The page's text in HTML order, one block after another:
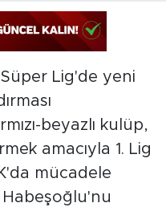
Lig'de yeni
beyazlı kulüp,
amacıyla 1. Lig
mücadele